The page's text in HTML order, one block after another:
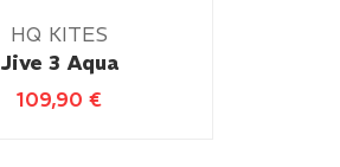
HQ KITES
Jive 3 Aqua
109,90 €